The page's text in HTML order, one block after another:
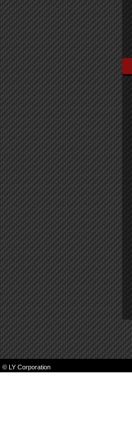
© LY Corporation